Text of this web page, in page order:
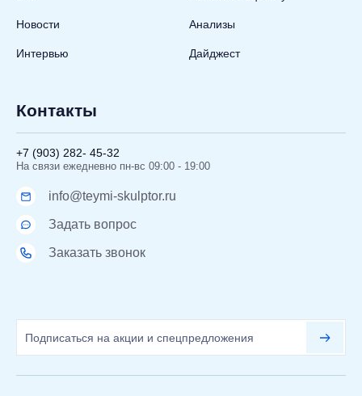
Новости
Интервью
Анализы
Дайджест
Контакты
+7 (903) 282- 45-32
На связи ежедневно пн-вс 09:00 - 19:00
info@teymi-skulptor.ru
Задать вопрос
Заказать звонок